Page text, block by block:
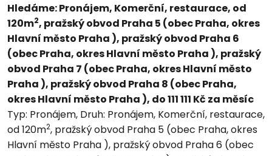
Hledáme: Pronájem, Komerční, restaurace, od
120m2, pražský obvod Praha 5 (obec Praha, okres
Hlavní město Praha ), pražský obvod Praha 6
(obec Praha, okres Hlavní město Praha ), pražský
obvod Praha 7 (obec Praha, okres Hlavní město
Praha ), pražský obvod Praha 8 (obec Praha,
okres Hlavní město Praha ), do 111 111 Kč za měsíc
Typ: Pronájem, Druh: Pronájem, Komerční, restaurace,
od 120m2, pražský obvod Praha 5 (obec Praha, okres
Hlavní město Praha ), pražský obvod Praha 6 (obec